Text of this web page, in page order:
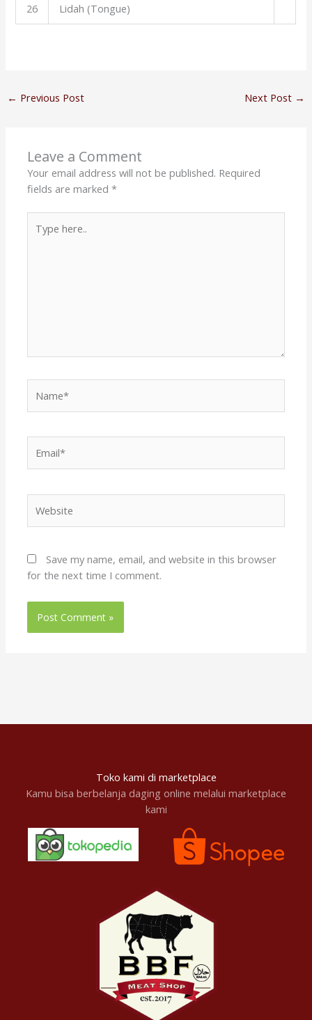
26 Lidah (Tongue)
← Previous Post Next Post →
Leave a Comment
Your email address will not be published. Required
fields are marked*
here..
Save my name, email, and website in this browser
for the next time I comment.
Toko kami di marketplace
Kamu bisa berbelanja daging online melalui marketplace
kami